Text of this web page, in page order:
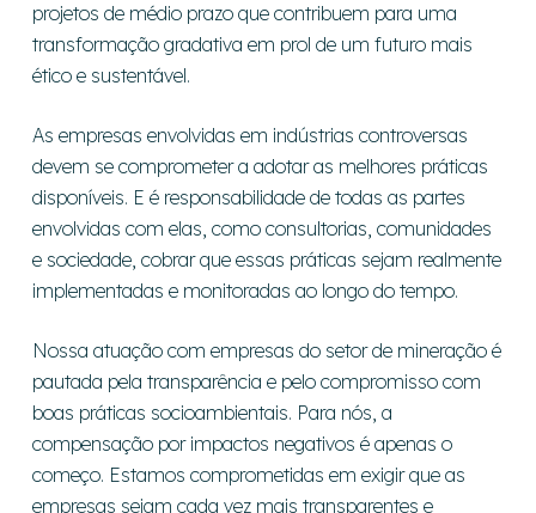
projetos de médio prazo que contribuem para uma
transformação gradativa em prol de um futuro mais
ético e sustentável.
As empresas envolvidas em indústrias controversas
devem se comprometer a adotar as melhores práticas
disponíveis. E é responsabilidade de todas as partes
envolvidas com elas, como consultorias, comunidades
e sociedade, cobrar que essas práticas sejam realmente
implementadas e monitoradas ao longo do tempo.
Nossa atuação com empresas do setor de mineração é
pautada pela transparência e pelo compromisso com
boas práticas socioambientais. Para nós, a
compensação por impactos negativos é apenas o
começo. Estamos comprometidas em exigir que as
empresas sejam cada vez mais transparentes e